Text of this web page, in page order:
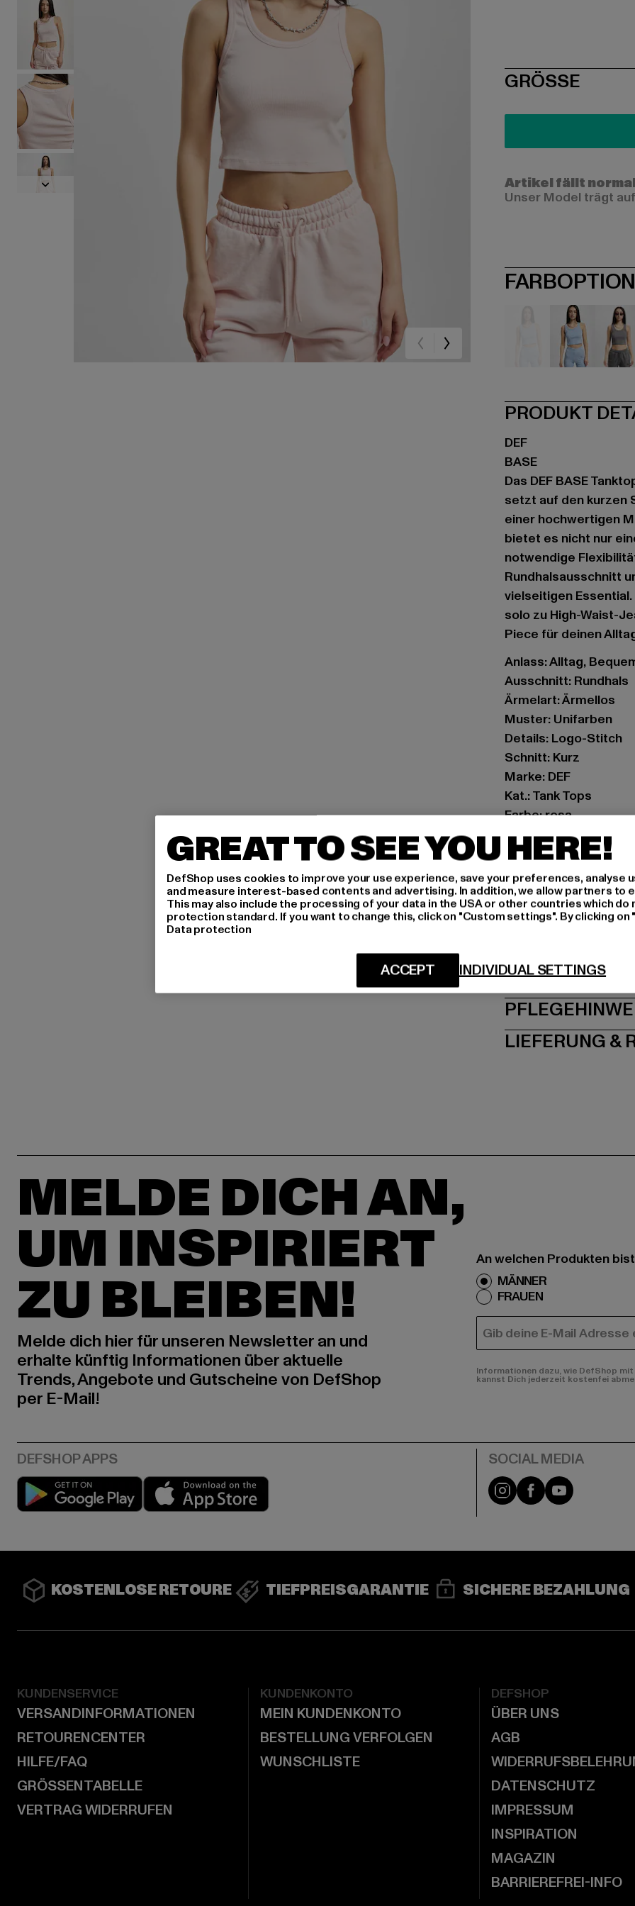
SIZE
GRÖSSE
Artikel fällt
Unser Model trägt
PRODUKT
DEF
BASE
Das DEF BASE
setzt auf den kurzen
einer hochwertigen
bietet es nicht nur
notwendige
Rundhalsausschnitt
vielseitigen
solo zu High-Waist-
Piece für deinen
Anlass: Alltag,
Ausschnitt: Rundhals
Ärmelart: Ärmellos
Muster: Unifarben
Details: Logo-Stitch
Schnitt: Kurz
Marke: DEF
Kat.: Tank Tops
Farbe: rosa
Hersteller Farbe: rose
Art.Nr: DFLTT024-
Hersteller: TB
Dr.-Robert-Murjahn-
GRÖSSE
LIEFERUNG &
MELDE DICH AN,
UM INSPIRIERT
ZU BLEIBEN!
Melde dich hier für unseren Newsletter an und
erhalte künftig Informationen über aktuelle
Trends, Angebote und Gutscheine von DefShop
per E-Mail!
An welchen Produkten
MÄNNER
FRAUEN
E-MAIL
Informationen dazu, wie DefShop
kannst Dich jederzeit kostenfei
Play market Instagram
FacebookYouTube
KOSTENLOSE RETOURE TIEFPREISGARANTIE SICHERE BEZAHLUNG
KUNDENSERVICE
VERSANDINFORMATIONEN
RETOURENCENTER
HILFE/FAQ
GRÖSSENTABELLE
VERTRAG WIDERRUFEN
KUNDENKONTO
MEIN KUNDENKONTO
BESTELLUNG VERFOLGEN
WUNSCHLISTE
DEFSHOP
ÜBER UNS
AGB
DATENSCHUTZ
IMPRESSUM
INSPIRATION
MAGAZIN
BARRIEREFREI-INFO
GREAT TO SEE YOU HERE!
DefShop uses cookies to improve your use experience, save your preferences, analyse
and measure interest-based contents and advertising. In addition, we allow partners to
This may also include the processing of your data in the USA or other countries which do
protection standard. If you want to change this, click on "Custom settings". By clicking
Data protection
INDIVIDUAL SETTINGS
ACCEPT